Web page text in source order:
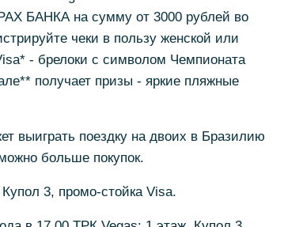
БАНКА на сумму от 3000 рублей во
чеки в пользу женской или
- брелоки с символом Чемпионата
получает призы - яркие пляжные
выиграть поездку на двоих в Бразилию
больше покупок.
3, промо-стойка Visa.